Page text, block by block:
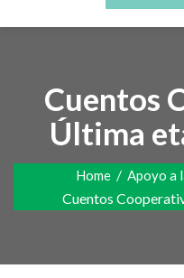
Cuentos
Última
Home / Apoyo a
Cuentos